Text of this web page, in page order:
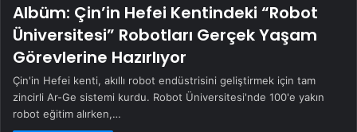
Albüm: Çin’in Hefei Kentindeki “Robot
Üniversitesi” Robotları Gerçek Yaşam
Görevlerine Hazırlıyor
Çin'in Hefei kenti, akıllı robot endüstrisini geliştirmek için tam
zincirli Ar-Ge sistemi kurdu. Robot Üniversitesi'nde 100'e yakın
robot eğitim alırken,…